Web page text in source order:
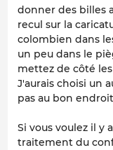
donner des billes
recul sur la
colombien dans
un peu dans le
mettez de côté
J'aurais choisi un
pas au bon
Si vous voulez il y
traitement du